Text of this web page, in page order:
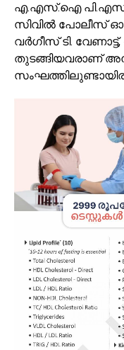
എ.എസ്.ഐ പി.എസ്
സിവിൽ പോലീസ്
വർഗീസ് ടി.
തുടങ്ങിയവരാണ്